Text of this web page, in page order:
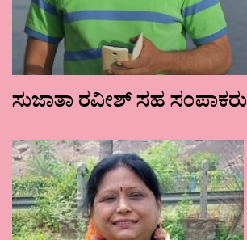
ಸುಜಾತಾ ರವೀಶ್ ಸಹ ಸಂಪಾಕರು